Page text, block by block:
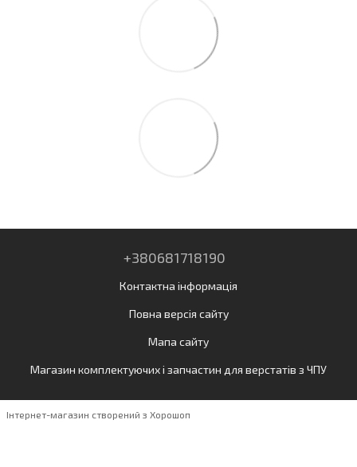
+380681718190
Контактна інформація
Повна версія сайту
Мапа сайту
Магазин комплектуючих і запчастин для верстатів з ЧПУ
Інтернет-магазин створений з Хорошоп